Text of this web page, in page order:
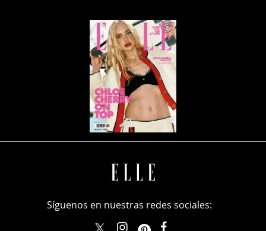
Síguenos en nuestras redes sociales:
elle_mexicoellemexico